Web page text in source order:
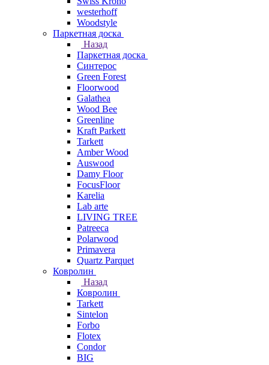
westerhoff
Woodstyle
Паркетная доска
Назад
Паркетная доска
Синтерос
Green Forest
Floorwood
Galathea
Wood Bee
Greenline
Kraft Parkett
Tarkett
Amber Wood
Auswood
Damy Floor
FocusFloor
Karelia
Lab arte
LIVING TREE
Patreeca
Polarwood
Primavera
Quartz Parquet
Ковролин
Назад
Ковролин
Tarkett
Sintelon
Forbo
Flotex
Condor
BIG